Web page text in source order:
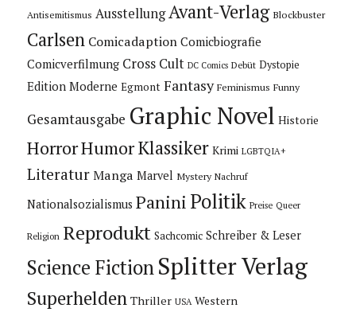
Antisemitismus Ausstellung Avant-Verlag Blockbuster
Carlsen Comicadaption Comicbiografie
Comicverfilmung Cross Cult DC Comics Debüt Dystopie
Edition Moderne Egmont Fantasy Feminismus Funny
Gesamtausgabe Graphic Novel Historie
HorrorHumorKlassiker Krimi LGBTQIA+
Literatur Manga Marvel Mystery Nachruf
Nationalsozialismus Panini Politik Preise Queer
Religion Reprodukt Sachcomic Schreiber & Leser
Science Fiction Splitter Verlag
Superhelden Thriller USA Western